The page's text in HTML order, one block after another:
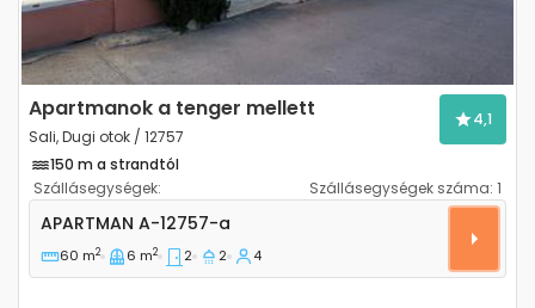
Apartmanok a tenger mellett
Sali, Dugi otok / 12757
4,1
150 m a strandtól
Szállásegységek:
Szállásegységek száma: 1
Kétszobás apartman Sali, Dugi otok A-12757-a
APARTMAN A-12757-a
60 m2 6 m2 2 2 4